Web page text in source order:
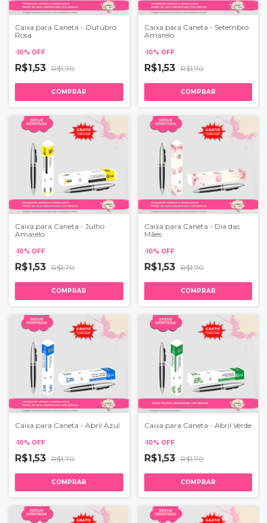
Caixa para Caneta - Outubro
Rosa
-10% OFF
R$1,53 R$1,70
COMPRAR
Caixa para Caneta - Setembro
Amarelo
-10% OFF
R$1,53 R$1,70
COMPRAR
Caixa para Caneta - Julho
Amarelo
-10% OFF
R$1,53 R$1,70
COMPRAR
Caixa para Caneta - Dia das
Mães
-10% OFF
R$1,53 R$1,70
COMPRAR
Caixa para Caneta - Abril Azul
-10% OFF
R$1,53 R$1,70
COMPRAR
Caixa para Caneta - Abril Verde
-10% OFF
R$1,53 R$1,70
COMPRAR